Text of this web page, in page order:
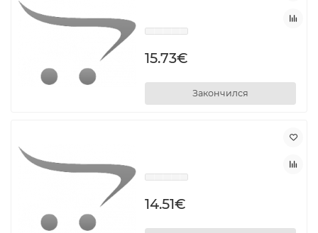
15.73€
Закончился
14.51€